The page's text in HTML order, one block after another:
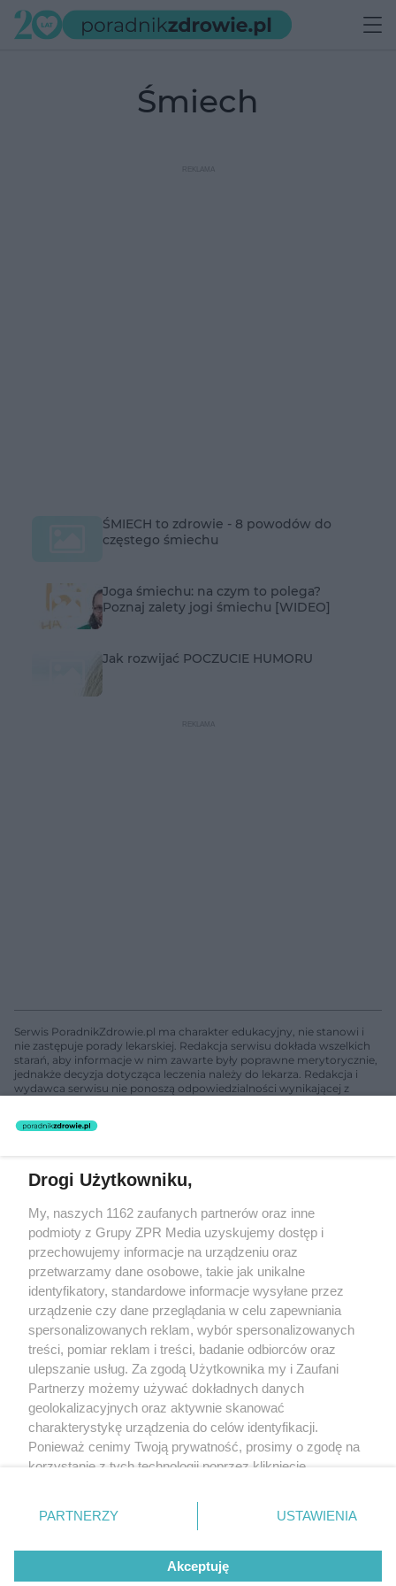
śmiech
ŚMIECH to zdrowie - 8 powodów do
częstego śmiechu
Joga śmiechu: na czym to polega?
Poznaj zalety jogi śmiechu [WIDEO]
Jak rozwijać POCZUCIE HUMORU
Serwis PoradnikZdrowie.pl ma charakter edukacyjny, nie stanowi i
nie zastępuje porady lekarskiej. Redakcja serwisu dokłada wszelkich
starań, aby informacje w nim zawarte były poprawne merytorycznie,
jednakże decyzja dotycząca leczenia należy do lekarza. Redakcja i
wydawca serwisu nie ponoszą odpowiedzialności wynikającej z
świadczeń zdrowotnych w rozumieniu art. 3 ust 1 ustawy o
rozpowszechniany lub dalej rozpowszechniany w jakikolwiek sposób
(w tym także elektroniczny lub mechaniczny) na jakimkolwiek polu
eksploatacji w jakiejkolwiek formie, włącznie z umieszczaniem w
Internecie bez pisemnej zgody właściciela praw. Jakiekolwiek użycie
lub wykorzystanie utworów w całości lub w części z naruszeniem
prawa, tzn. bez właściwej zgody, jest zabronione pod groźbą kary i
może być ścigane prawnie.
O nas
Informacje prawne
Nasze serwisy
Drogi Użytkowniku,
My, naszych 1162 zaufanych partnerów oraz inne
podmioty z Grupy ZPR Media uzyskujemy dostęp i
przechowujemy informacje na urządzeniu oraz
przetwarzamy dane osobowe, takie jak unikalne
identyfikatory, standardowe informacje wysyłane przez
urządzenie czy dane przeglądania w celu zapewniania
spersonalizowanych reklam, wybór spersonalizowanych
treści, pomiar reklam i treści, badanie odbiorców oraz
ulepszanie usług. Za zgodą Użytkownika my i Zaufani
Partnerzy możemy używać dokładnych danych
geolokalizacyjnych oraz aktywnie skanować
charakterystykę urządzenia do celów identyfikacji.
Ponieważ cenimy Twoją prywatność, prosimy o zgodę na
korzystanie z tych technologii poprzez kliknięcie
zmienić/wycofać klikając przycisk ustawień prywatności
znajdujący się w lewym dolnym rogu strony
rodzaje przetwarzania danych nie wymagają zgody
użytkownika, ale masz prawo sprzeciwić się takiemu
PARTNERZY USTAWIENIA
Akceptuję